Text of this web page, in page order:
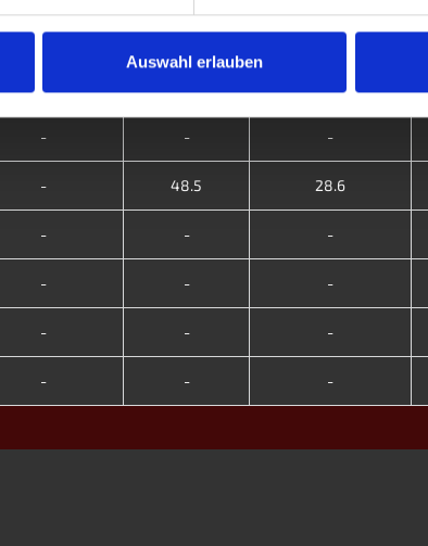
Auswahl erlauben
- - -
-
- - -
- 48.5 28.6
- - -
- - -
- - -
- - -